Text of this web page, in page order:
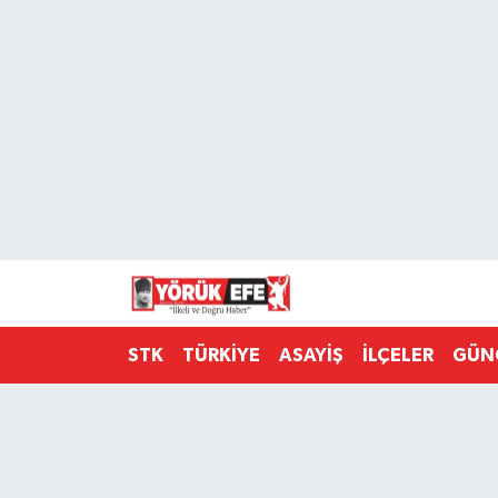
STK TÜRKİYE ASAYİŞ İLÇELER
Süper Lig Puan Durumu ve Fikstür
Tüm Manşetler